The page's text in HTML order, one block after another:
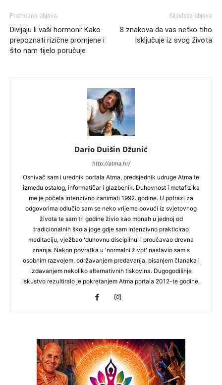
Prethodna objava
Divljaju li vaši hormoni: Kako
prepoznati rizične promjene i
što nam tijelo poručuje
Slijedeća objava
8 znakova da vas netko tiho
isključuje iz svog života
Dario Duišin Džunić
http://atma.hr/
Osnivač sam i urednik portala Atma, predsjednik udruge Atma te
između ostalog, informatičar i glazbenik. Duhovnost i metafizika
me je počela intenzivno zanimati 1992. godine. U potrazi za
odgovorima odlučio sam se neko vrijeme povući iz svjetovnog
života te sam tri godine živio kao monah u jednoj od
tradicionalnih škola joge gdje sam intenzivno prakticirao
meditaciju, vježbao 'duhovnu disciplinu' i proučavao drevna
znanja. Nakon povratka u 'normalni život' nastavio sam s
osobnim razvojem, održavanjem predavanja, pisanjem članaka i
izdavanjem nekoliko alternativnih tiskovina. Dugogodišnje
iskustvo rezultiralo je pokretanjem Atma portala 2012-te godine.